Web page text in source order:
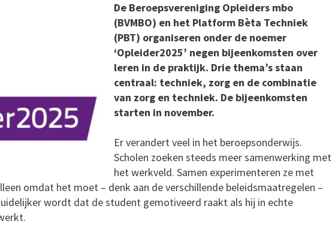
De Beroepsvereniging Opleiders mbo
(BVMBO) en het Platform Bèta Techniek
(PBT) organiseren onder de noemer
‘Opleider2025’ negen bijeenkomsten over
leren in de praktijk. Drie thema’s staan
centraal: techniek, zorg en de combinatie
van zorg en techniek. De bijeenkomsten
starten in november.
Er verandert veel in het beroepsonderwijs.
Scholen zoeken steeds meer samenwerking met
het werkveld. Samen experimenteren ze met
omdat het moet – denk aan de verschillende beleidsmaatregelen –
wordt dat de student gemotiveerd raakt als hij in echte